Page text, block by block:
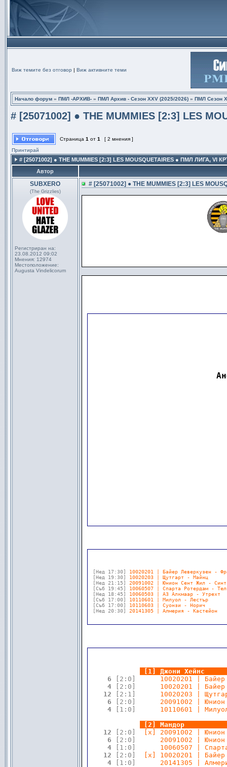
Виж темите без отговор | Виж активните теми
Начало форум » ПМЛ -АРХИВ- » ПМЛ Архив - Сезон XXV (2025/2026) » ПМЛ Сезон
# [25071002] ● THE MUMMIES [2:3] LES
Страница 1 от 1
[ 2 мнения ]
Принтирай
# [25071002] ● THE MUMMIES [2:3] LES MOUSQUETAIRES ● ПМЛ ЛИГА, VI
Автор
SUBXERO
(The Grizzlies)
Регистриран на:
23.08.2012 09:02
Мнения: 12974
Местоположение:
Augusta Vindelicorum
# [25071002] ● THE MUMMIES [2:3] LES
[Нед 17:30]
10020201 | Байер
[Нед 19:30]
10020203 |
[Нед 21:15]
20091002 | Юнион Сент
[Съб 19:45]
10060507 | Спарта
[Нед 18:45]
10060503 | АЗ
[Съб 17:00]
10110601 |
[Съб 17:00]
10110603 |
[Нед 20:30]
20141305 |
[1] Джони
6
[2:0]
10020201 |
4
[2:0]
10020201 |
12
[2:1]
10020203 |
6
[2:0]
20091002 |
4
[1:0]
10110601 |
[2] Мандор
12
[2:0]
[x] 20091002 |
6
[2:0]
20091002 |
4
[1:0]
10060507 |
12
[2:0]
[x] 10020201 |
4
[1:0]
20141305 |